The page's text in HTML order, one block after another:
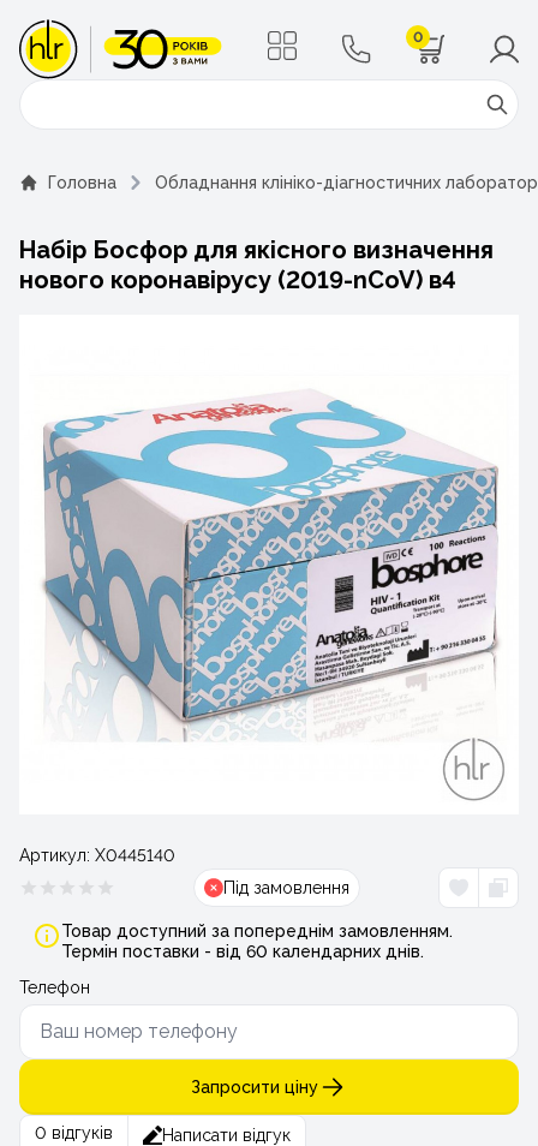
0
Поиск
Головна Обладнання клініко-діагностичних
Набір Босфор для якісного визначення
нового коронавірусу (2019-nCoV) в4
Артикул: Х0445140
Під замовлення
Товар доступний за попереднім замовленням.
Термін поставки - від 60 календарних днів.
Телефон
Запросити ціну
0 відгуків Написати відгук